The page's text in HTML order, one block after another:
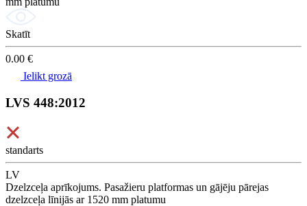
Skatīt
0.00 €
Ielikt grozā
LVS 448:2012
standarts
LV
Dzelzceļa aprīkojums. Pasažieru platformas un gājēju pārejas
dzelzceļa līnijās ar 1520 mm platumu